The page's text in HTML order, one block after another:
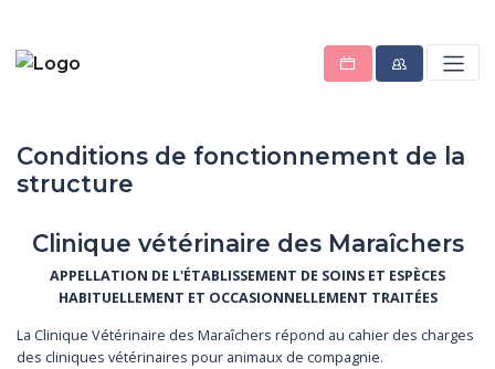
Conditions de fonctionnement de la
structure
Clinique vétérinaire des Maraîchers
APPELLATION DE L'ÉTABLISSEMENT DE SOINS ET ESPÈCES
HABITUELLEMENT ET OCCASIONNELLEMENT TRAITÉES
La Clinique Vétérinaire des Maraîchers répond au cahier des charges
des cliniques vétérinaires pour animaux de compagnie.